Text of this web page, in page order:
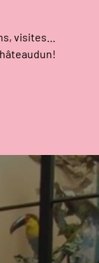
visites…